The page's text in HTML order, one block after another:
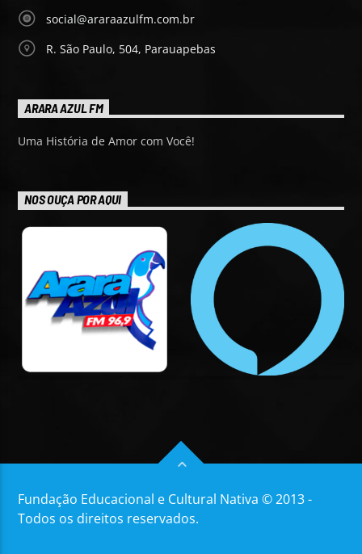
social@araraazulfm.com.br
R. São Paulo, 504, Parauapebas
ARARA AZUL FM
Uma História de Amor com Você!
NOS OUÇA POR AQUI
Fundação Educacional e Cultural Nativa © 2013 -
Todos os direitos reservados.